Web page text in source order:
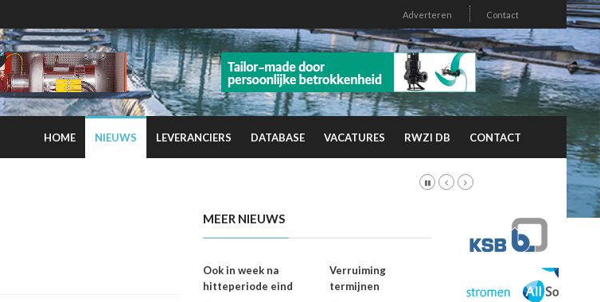
Adverteren Contact
HOME NIEUWS LEVERANCIERS DATABASE VACATURES RWZI DB CONTACT
MEER NIEUWS
Ook in week na
hitteperiode eind
Verruiming
termijnen